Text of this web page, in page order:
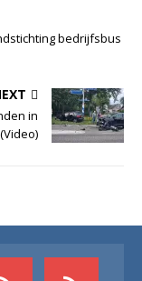
bedrijfsbus
in